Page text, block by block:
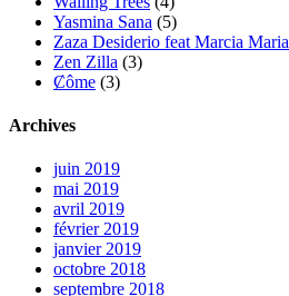
Yasmina Sana (5)
Zaza Desiderio feat Marcia Maria
Zen Zilla (3)
Ȼôme (3)
Archives
juin 2019
mai 2019
avril 2019
février 2019
janvier 2019
octobre 2018
septembre 2018